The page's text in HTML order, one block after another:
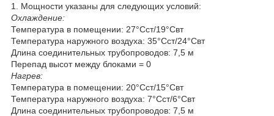
1. Мощности указаны для следующих условий:
Охлаждение:
Температура в помещении: 27°Сст/19°Свт
Температура наружного воздуха: 35°Сст/24°Свт
Длина соединительных трубопроводов: 7,5 м
Перепад высот между блоками = 0
Нагрев:
Температура в помещении: 20°Сст/15°Свт
Температура наружного воздуха: 7°Сст/6°Свт
Длина соединительных трубопроводов: 7,5 м